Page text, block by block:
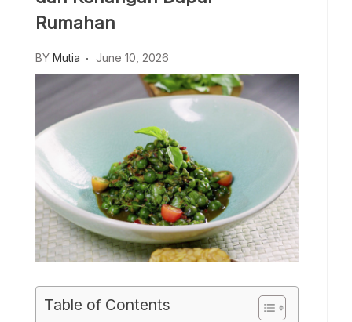
Rumahan
BY Mutia June 10, 2026
Table of Contents